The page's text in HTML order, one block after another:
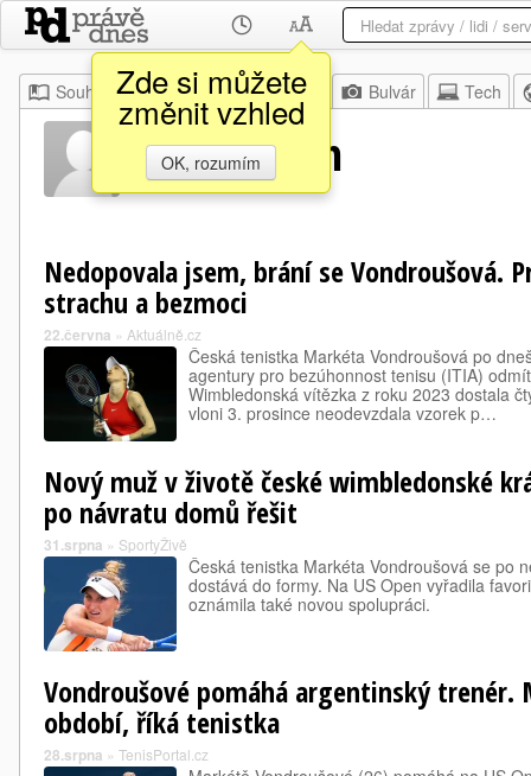
Zde si můžete
změnit vzhled
OK, rozumím
Souhrn Moje Z domova Bulvár Tech
Jan Hernych
Nedopovala jsem, brání se Vondroušová.
strachu a bezmoci
22.června » Aktuálně.cz
Česká tenistka Markéta Vondroušová po
agentury pro bezúhonnost tenisu (ITIA)
Wimbledonská vítězka z roku 2023 dostala
vloni 3. prosince neodevzdala vzorek p…
Nový muž v životě české wimbledonské
po návratu domů řešit
31.srpna » SportyŽivě
Česká tenistka Markéta Vondroušová se po
dostává do formy. Na US Open vyřadila
oznámila také novou spolupráci.
Vondroušové pomáhá argentinský trenér.
období, říká tenistka
28.srpna » TenisPortal.cz